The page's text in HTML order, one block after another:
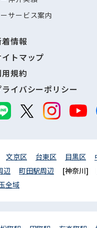
サービス案内
情報
イトマップ
規約
ライバシーポリシー
文京区 台東区 目黒区
辺 町田駅周辺 [神奈川]
全域